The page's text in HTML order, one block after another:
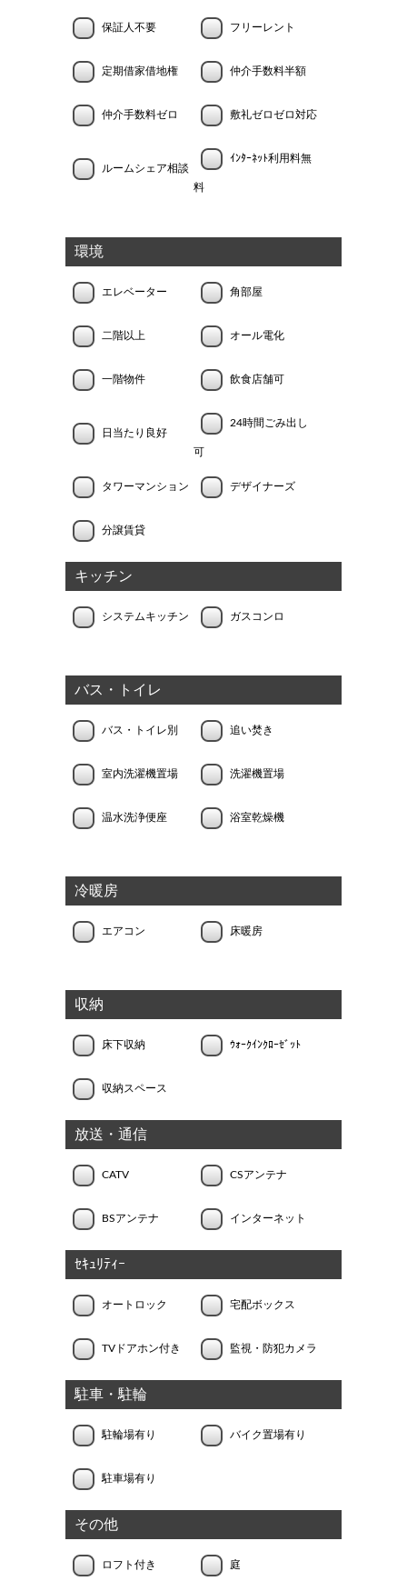
保証人不要 フリーレント
定期借家借地権 仲介手数料半額
仲介手数料ゼロ 敷礼ゼロゼロ対応
ルームシェア相談
ｲﾝﾀｰﾈｯﾄ利用料無
料
環境
エレベーター 角部屋
二階以上 オール電化
一階物件 飲食店舗可
日当たり良好
24時間ごみ出し
可
タワーマンション デザイナーズ
分譲賃貸
キッチン
システムキッチン ガスコンロ
バス・トイレ
バス・トイレ別 追い焚き
室内洗濯機置場 洗濯機置場
温水洗浄便座 浴室乾燥機
冷暖房
エアコン 床暖房
収納
床下収納 ｳｫｰｸｲﾝｸﾛｰｾﾞｯﾄ
収納スペース
放送・通信
CATV CSアンテナ
BSアンテナ インターネット
ｾｷｭﾘﾃｨｰ
オートロック 宅配ボックス
TVドアホン付き 監視・防犯カメラ
駐車・駐輪
駐輪場有り バイク置場有り
駐車場有り
その他
ロフト付き 庭